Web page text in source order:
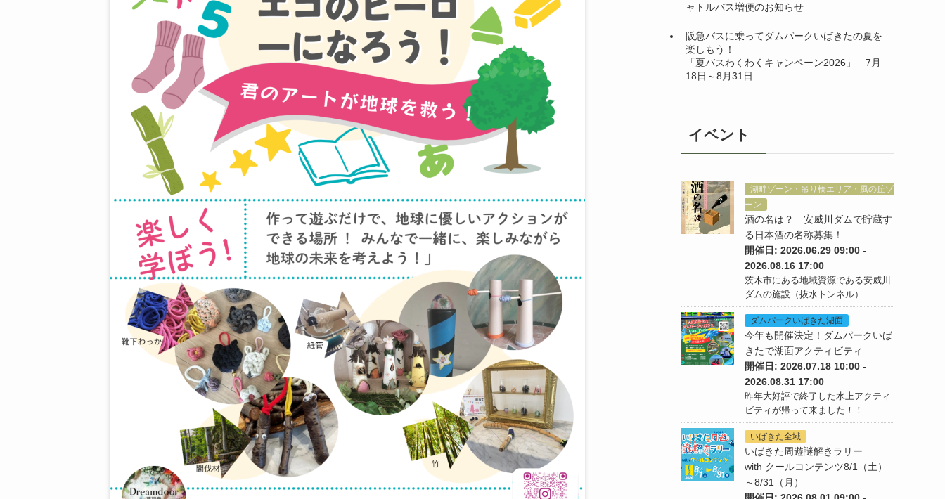
ャトルバス増便のお知らせ
阪急バスに乗ってダムパークいばきたの夏を
楽しもう！
「夏バスわくわくキャンペーン2026」 7月
18日～8月31日
イベント
湖畔ゾーン・吊り橋エリア・風の丘ゾ
ーン
酒の名は？ 安威川ダムで貯蔵す
る日本酒の名称募集！
開催日: 2026.06.29 09:00 -
2026.08.16 17:00
茨木市にある地域資源である安威川
ダムの施設（抜水トンネル） …
ダムパークいばきた湖面
今年も開催決定！ダムパークいば
きたで湖面アクティビティ
開催日: 2026.07.18 10:00 -
2026.08.31 17:00
昨年大好評で終了した水上アクティ
ビティが帰って来ました！！ …
いばきた全域
いばきた周遊謎解きラリー
with クールコンテンツ8/1（土）
～8/31（月）